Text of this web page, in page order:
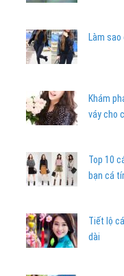
Làm
Khám
váy cho
Top 10
bạn cá
Tiết lộ
dài